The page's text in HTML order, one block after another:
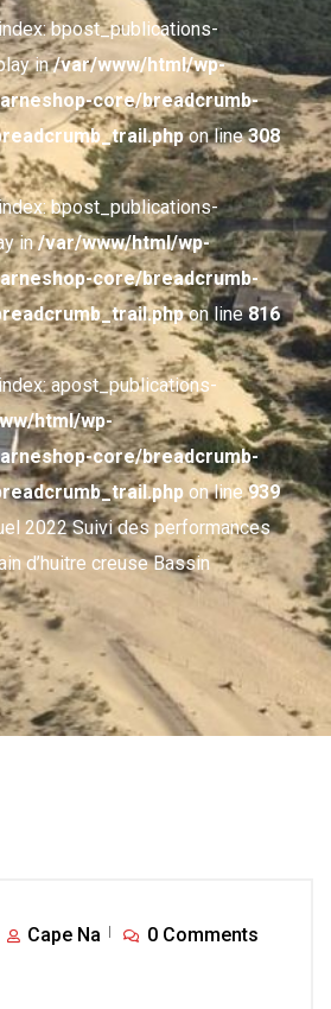
bpost_publications-
in/var/www/html/wp-
core/breadcrumb-
on line308
bpost_publications-
in/var/www/html/wp-
core/breadcrumb-
on line816
apost_publications-
html/wp-
core/breadcrumb-
on line939
2022 Suivi des performances
d’huitre creuse Bassin
Cape Na 0 Comments